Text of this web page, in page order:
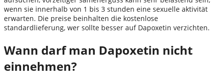
wenn sie innerhalb von 1 bis 3 stunden eine sexuelle aktivität
erwarten. Die preise beinhalten die kostenlose
standardlieferung, wer sollte besser auf Dapoxetin verzichten.
Wann darf man Dapoxetin nicht
einnehmen?